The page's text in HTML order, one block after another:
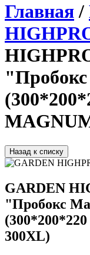
Главная/
Назад к списку
GARDEN
"Пробокс
300ХL)